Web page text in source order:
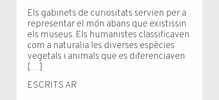
ESCRITS AR
Els gabinets de curiositats servien per a
representar el món abans que existissin
els museus. Els humanistes classificaven
com a naturalia les diverses espècies
vegetals i animals que es diferenciaven
[…]